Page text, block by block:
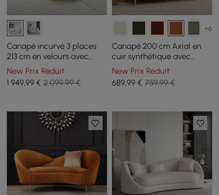
Canapé incurvé 3 places
213 cm en velours avec
coussins
New Prix Réduit
1 949,99 € 2 099,99 €
+6
Canapé 200 cm Axial en
cuir synthétique avec
pieds dorés et coussins
New Prix Réduit
689,99€ 759,99 €